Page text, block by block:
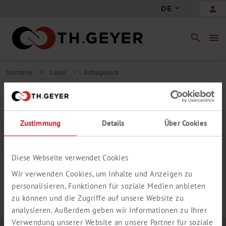
Zustimmung Details Über Cookies
Diese Webseite verwendet Cookies
Wir verwenden Cookies, um Inhalte und Anzeigen zu
personalisieren, Funktionen für soziale Medien anbieten
zu können und die Zugriffe auf unsere Website zu
analysieren. Außerdem geben wir Informationen zu Ihrer
Verwendung unserer Website an unsere Partner für soziale
DE person
search menu
Startseite chevron_right Labor chevron_right Anfragekorb
INHALT ANFRAGEKORB
add_circle_outline Freie Anfrageposition hinzufügen
IHR ANFRAGEKORB IST LEER.